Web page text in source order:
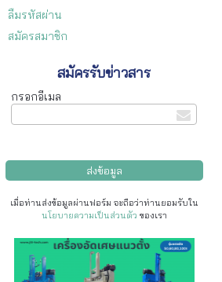
ลืมรหัสผ่าน
สมัครสมาชิก
สมัครรับข่าวสาร
กรอกอีเมล
เมื่อท่านส่งข้อมูลผ่านฟอร์ม จะถือว่าท่านยอมรับใน
นโยบายความเป็นส่วนตัว ของเรา